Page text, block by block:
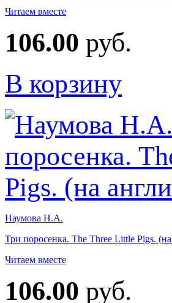
Читаем вместе
106.00 руб.
В корзину
Наумова Н.А.
Три поросенка. The Three Little Pigs. (на
Читаем вместе
106.00 руб.